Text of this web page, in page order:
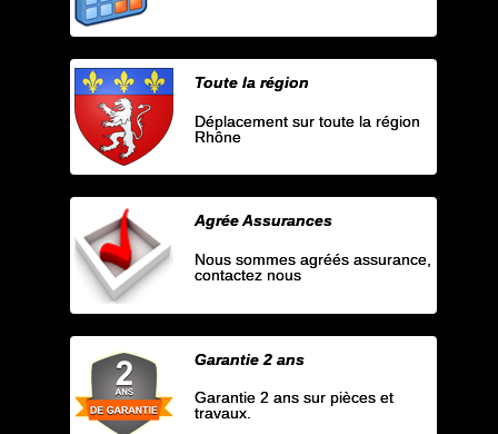
Toute la région
Déplacement sur toute la région
Rhône
Agrée Assurances
Nous sommes agréés assurance,
contactez nous
Garantie 2 ans
Garantie 2 ans sur pièces et
travaux.